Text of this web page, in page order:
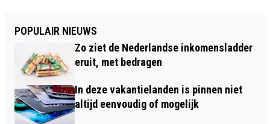
POPULAIR NIEUWS
Zo ziet de Nederlandse inkomensladder
eruit, met bedragen
In deze vakantielanden is pinnen niet
altijd eenvoudig of mogelijk